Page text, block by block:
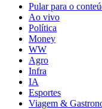
Pular para o
Ao vivo
Política
Money
WW
Agro
Infra
IA
Esportes
Viagem &